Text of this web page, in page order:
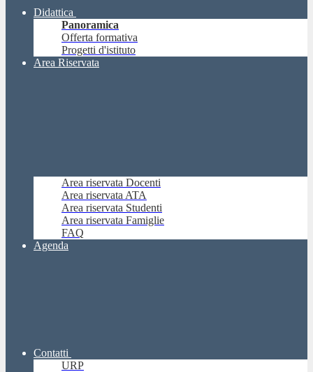
Didattica
Panoramica
Offerta formativa
Progetti d'istituto
Area Riservata
Area riservata Docenti
Area riservata ATA
Area riservata Studenti
Area riservata Famiglie
FAQ
Agenda
Contatti
URP